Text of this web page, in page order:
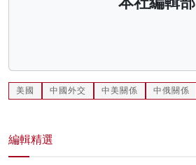
美國 中國外交 中美關係 中俄關係
編輯精選